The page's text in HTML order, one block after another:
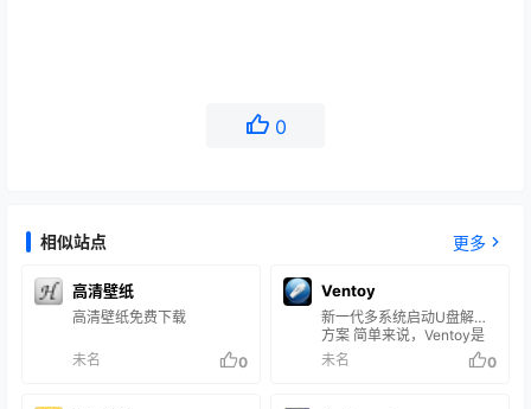
0
相似站点 更多
高清壁纸
高清壁纸免费下载
未名 0
Ventoy
新一代多系统启动U盘解决
方案 简单来说，Ventoy是
一个制作可启动U盘的开源
工具。 有了Ventoy你就无
未名 0